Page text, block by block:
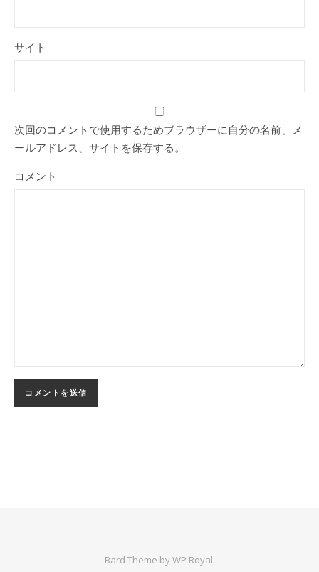
サイト
次回のコメントで使用するためブラウザーに自分の名前、メ
ールアドレス、サイトを保存する。
コメント
Bard Theme byWP Royal.